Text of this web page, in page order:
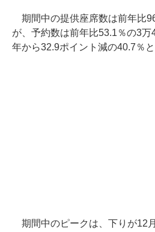
期間中の提供座席数は前年比
が、予約数は前年比53.1％の3
年から32.9ポイント減の40.7％と
期間中のピークは、下りが12